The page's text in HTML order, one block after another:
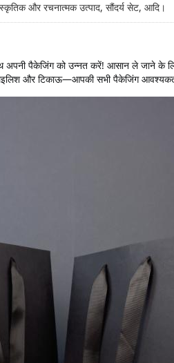
और रचनात्मक उत्पाद, सौंदर्य सेट, आदि।
अपनी पैकेजिंग को उन्नत करें! आसान ले जाने के
और टिकाऊ—आपकी सभी पैकेजिंग